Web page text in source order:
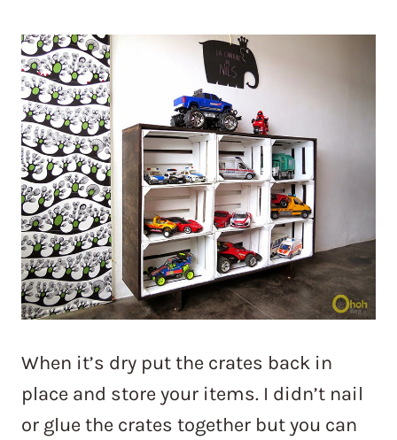
When it’s dry put the crates back in
place and store your items. I didn’t nail
or glue the crates together but you can